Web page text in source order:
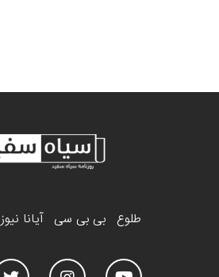
طلوع بی بی سی آیانا نیوز